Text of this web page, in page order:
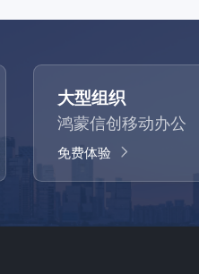
大型组织
鸿蒙信创移动办公
免费体验